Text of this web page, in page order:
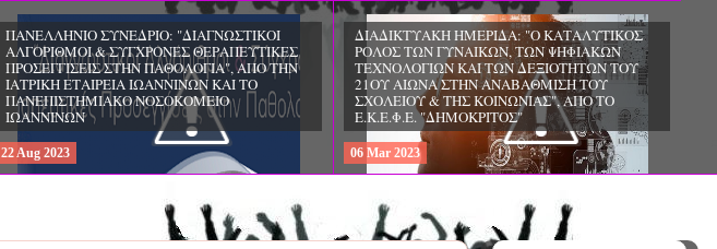
ΠΑΝΕΛΛΗΝΙΟ ΣΥΝΕΔΡΙΟ: "ΔΙΑΓΝΩΣΤΙΚΟΙ
ΑΛΓΟΡΙΘΜΟΙ & ΣΥΓΧΡΟΝΕΣ ΘΕΡΑΠΕΥΤΙΚΕΣ
ΠΡΟΣΕΓΓΙΣΕΙΣ ΣΤΗΝ ΠΑΘΟΛΟΓΙΑ", ΑΠΟ ΤΗΝ
ΙΑΤΡΙΚΗ ΕΤΑΙΡΕΙΑ ΙΩΑΝΝΙΝΩΝ ΚΑΙ ΤΟ
ΠΑΝΕΠΙΣΤΗΜΙΑΚΟ ΝΟΣΟΚΟΜΕΙΟ
ΙΩΑΝΝΙΝΩΝ
22Aug 2023
ΔΙΑΔΙΚΤΥΑΚΗ ΗΜΕΡΙΔΑ: "Ο ΚΑΤΑΛΥΤΙΚΟΣ
ΡΟΛΟΣ ΤΩΝ ΓΥΝΑΙΚΩΝ, ΤΩΝ ΨΗΦΙΑΚΩΝ
ΤΕΧΝΟΛΟΓΙΩΝ ΚΑΙ ΤΩΝ ΔΕΞΙΟΤΗΤΩΝ ΤΟΥ
21ΟΥ ΑΙΩΝΑ ΣΤΗΝ ΑΝΑΒΑΘΜΙΣΗ ΤΟΥ
ΣΧΟΛΕΙΟΥ & ΤΗΣ ΚΟΙΝΩΝΙΑΣ", ΑΠΟ ΤΟ
Ε.Κ.Ε.Φ.Ε. "ΔΗΜΟΚΡΙΤΟΣ"
06 Mar 2023